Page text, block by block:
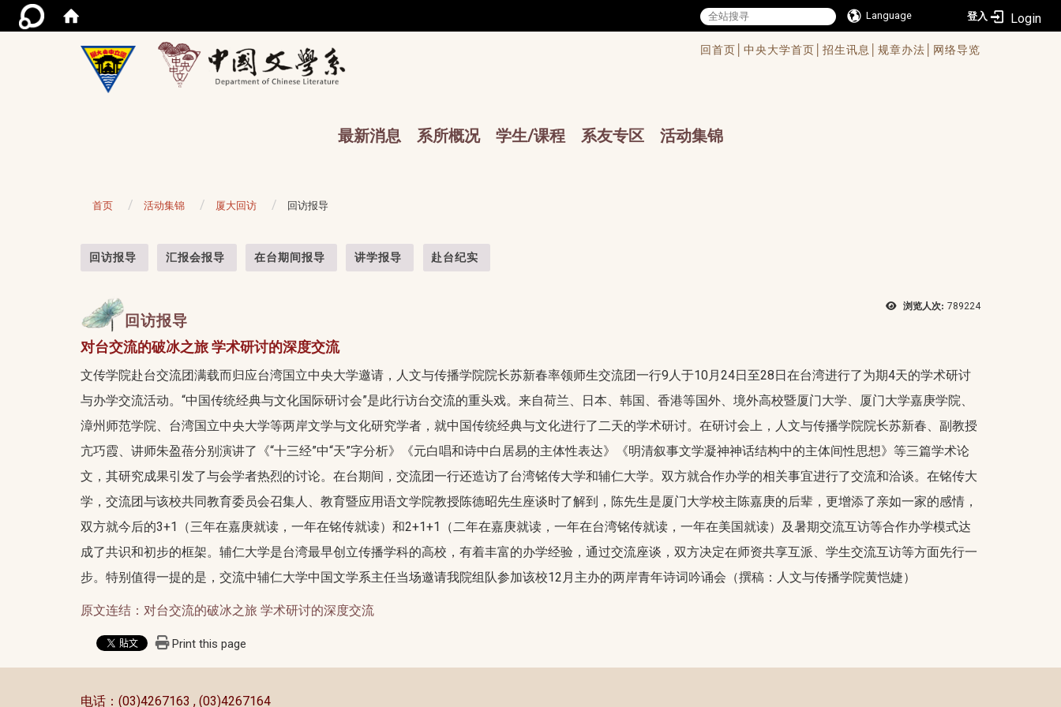
Language 登入
回首页│ 中央大学首页│ 招生讯息│ 规章办法│ 网络导览
最新消息 系所概况 学生/课程 系友专区 活动集锦
首页 活动集锦 厦大回访 回访报导
回访报导 汇报会报导 在台期间报导 讲学报导 赴台纪实
浏览人次: 789224
回访报导
对台交流的破冰之旅 学术研讨的深度交流
文传学院赴台交流团满载而归应台湾国立中央大学邀请，人文与传播学院院长苏新春率领师生交流团一行9人于10月24日至28日在台湾进行了为期4天的学术研讨
与办学交流活动。“中国传统经典与文化国际研讨会”是此行访台交流的重头戏。来自荷兰、日本、韩国、香港等国外、境外高校暨厦门大学、厦门大学嘉庚学院、
漳州师范学院、台湾国立中央大学等两岸文学与文化研究学者，就中国传统经典与文化进行了二天的学术研讨。在研讨会上，人文与传播学院院长苏新春、副教授
亢巧霞、讲师朱盈蓓分别演讲了《“十三经”中“天”字分析》《元白唱和诗中白居易的主体性表达》《明清叙事文学凝神神话结构中的主体间性思想》等三篇学术论
文，其研究成果引发了与会学者热烈的讨论。在台期间，交流团一行还造访了台湾铭传大学和辅仁大学。双方就合作办学的相关事宜进行了交流和洽谈。在铭传大
学，交流团与该校共同教育委员会召集人、教育暨应用语文学院教授陈德昭先生座谈时了解到，陈先生是厦门大学校主陈嘉庚的后辈，更增添了亲如一家的感情，
双方就今后的3+1（三年在嘉庚就读，一年在铭传就读）和2+1+1（二年在嘉庚就读，一年在台湾铭传就读，一年在美国就读）及暑期交流互访等合作办学模式达
成了共识和初步的框架。辅仁大学是台湾最早创立传播学科的高校，有着丰富的办学经验，通过交流座谈，双方决定在师资共享互派、学生交流互访等方面先行一
步。特别值得一提的是，交流中辅仁大学中国文学系主任当场邀请我院组队参加该校12月主办的两岸青年诗词吟诵会（撰稿：人文与传播学院黄恺婕）
原文连结：对台交流的破冰之旅 学术研讨的深度交流
Print this page
电话：(03)4267163 , (03)4267164